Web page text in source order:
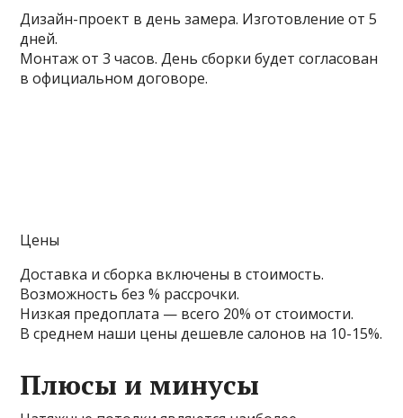
Дизайн-проект в день замера. Изготовление от 5
дней.
Монтаж от 3 часов. День сборки будет согласован
в официальном договоре.
Цены
Доставка и сборка включены в стоимость.
Возможность без % рассрочки.
Низкая предоплата — всего 20% от стоимости.
В среднем наши цены дешевле салонов на 10-15%.
Плюсы и минусы